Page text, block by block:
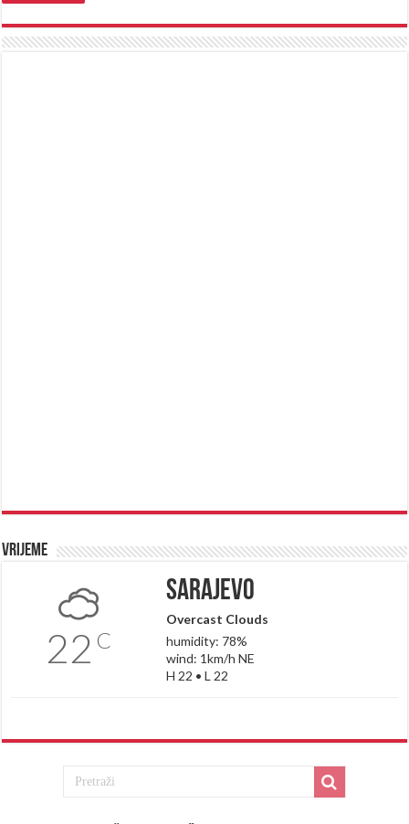
Vrijeme
22 C
Sarajevo
Overcast Clouds
humidity: 78%
wind: 1km/h NE
H 22 • L 22